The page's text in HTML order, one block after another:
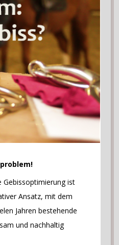
Gebissoptimierung ist
Ansatz, mit dem
Jahren bestehende
und nachhaltig